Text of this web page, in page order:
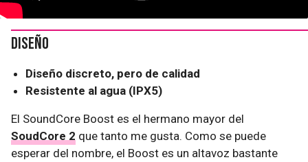
Diseño
Diseño discreto, pero de calidad
Resistente al agua (IPX5)
El SoundCore Boost es el hermano mayor del
SoudCore 2 que tanto me gusta. Como se puede
esperar del nombre, el Boost es un altavoz bastante